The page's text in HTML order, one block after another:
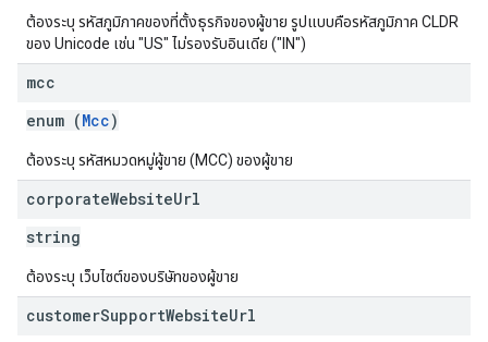
ต้องระบุ รหัสภูมิภาคของที่ตั้งธุรกิจของผู้ขาย รูปแบบคือรหัสภูมิภาค CLDR
ของ Unicode เช่น "US" ไม่รองรับอินเดีย ("IN")
mcc
enum (Mcc)
ต้องระบุ รหัสหมวดหมู่ผู้ขาย (MCC) ของผู้ขาย
corporateWebsiteUrl
string
ต้องระบุ เว็บไซต์ของบริษัทของผู้ขาย
customerSupportWebsiteUrl